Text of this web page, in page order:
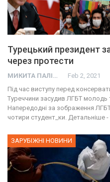
Турецький президент
через протести
МИКИТА ПАЛІЙ Feb 2, 2021
Під час виступу перед
Туреччини засудив ЛГБТ молодь
Напередодні за зображення
чотири студент_ки. Детальніше -
ЗАРУБІЖНІ НОВИНИ